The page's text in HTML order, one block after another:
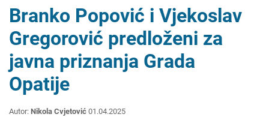
Branko Popović i Vjekoslav
Gregorović predloženi za
javna priznanja Grada
Opatije
Autor: Nikola Cvjetović 01.04.2025